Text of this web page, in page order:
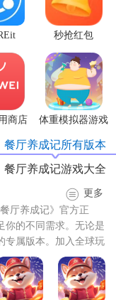
品质量，吸引更多
秒抢红包
app2.7.3
商店 体重模拟器游戏
餐厅养成记所有版本
餐厅养成记游戏大全
更多
厅养成记》官方正
你的不同需求。无论是
专属版本。加入全球玩